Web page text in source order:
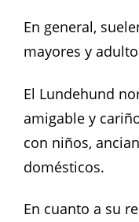
En general,
mayores y
El Lundehund
amigable y
con niños,
domésticos.
En cuanto a su